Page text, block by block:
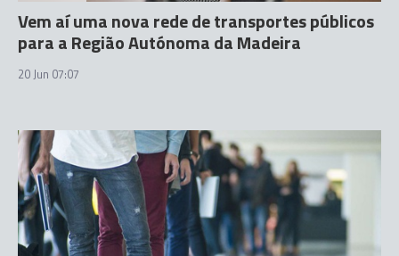
Vem aí uma nova rede de transportes públicos
para a Região Autónoma da Madeira
20 Jun 07:07